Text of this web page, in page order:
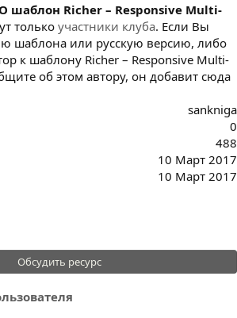
шаблон Richer – Responsive Multi-
только участники клуба. Если Вы
шаблона или русскую версию, либо
к шаблону Richer – Responsive Multi-
об этом автору, он добавит сюда
sankniga
0
488
10 Март 2017
10 Март 2017
Обсудить ресурс